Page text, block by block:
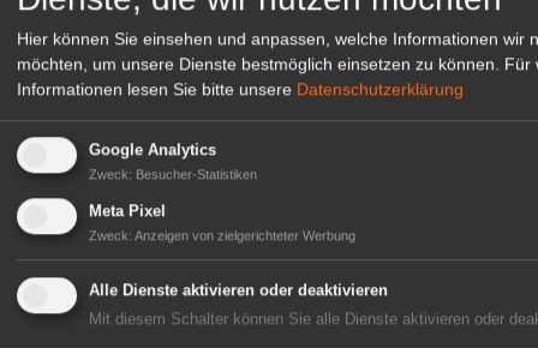
Herongen
zur Stellenanzeige
GABOT Immobilienangebote
1A-Lage, ihre Chance in der
grünen Branche
IHREN Betrieb!
zur Anzeige
Hier können Sie einsehen und anpassen, welche Informationen wir
möchten, um unsere Dienste bestmöglich einsetzen zu können. Für
Informationen lesen Sie bitte unsere Datenschutzerklärung
Google Analytics
Zweck: Besucher-Statistiken
Meta Pixel
Zweck: Anzeigen von zielgerichteter Werbung
Alle Dienste aktivieren oder deaktivieren
Mit diesem Schalter können Sie alle Dienste aktivieren oder